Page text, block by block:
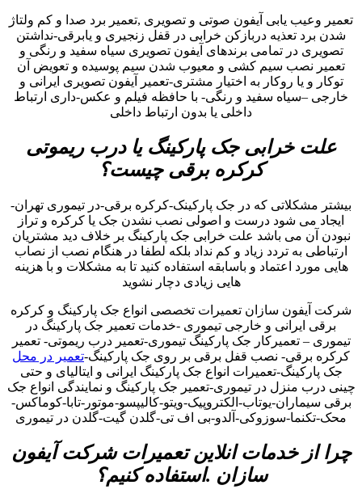
تعمیر وعیب یابی آیفون صوتی و تصویری ,تعمیر برد صدا و کم ولتاژ
شدن برد تعذیه دربازکن خرابی در قفل زنجیری و یابرقی-نداشتن
تصویری در تمامی برندهای آیفون تصویری سیاه سفید و رنگی و
تعمیر نصب سیم کشی و معیوب شدن سیم پوسیده و تعویض آن
توکار و یا روکار به اختیار مشتری-تعمیر آیفون تصویری ایرانی و
خارجی –سیاه سفید و رنگی- با حافظه فیلم و عکس-داری ارتباط
داخلی یا بدون ارتباط داخلی
علت خرابی جک پارکینگ یا درب ریموتی
کرکره برقی چیست؟
بیشتر مشکلاتی که در جک پارکینک-کرکره برقی-در تیموری تهران-
ایجاد می شود درست و اصولی نصب نشدن جک یا کرکره و تراز
نبودن آن می باشد علت خرابی جک پارکینگ بر خلاف دید مشتریان
ارتباطی به تردد زیاد و کم نداد بلکه لطفا در هنگام نصب از نصاب
هایی مورد اعتماد و باسابقه استفاده کنید تا به مشکلات و با هزینه
هایی زیادی دچار نشوید
شرکت آیفون سازان تعمیرات تخصصی انواع جک پارکینگ و کرکره
برقی ایرانی و خارجی تیموری -خدمات تعمیر جک پارکینگ در
تیموری – تعمیرکار جک پارکینگ تیموری-تعمیر درب ریموتی- تعمیر
کرکره برقی- نصب قفل برقی بر روی جک پارکینگ-تعمیر در محل
جک پارکینگ-تعمیرات انواع جک پارکینگ ایرانی و ایتالیای و حتی
چینی درب منزل در تیموری-تعمیر جک پارکینگ و نمایندگی انواع جک
برقی سیماران-یوتاب-الکتروپیک-ویتو-کالیپسو-موتور-تابا-کوماکس-
محک-تکنما-سوزوکی-آلدو-بی اف تی-گلدن گیت-گلدن در تیموری
چرا از خدمات انلاین تعمیرات شرکت آیفون
سازان .استفاده کنیم؟